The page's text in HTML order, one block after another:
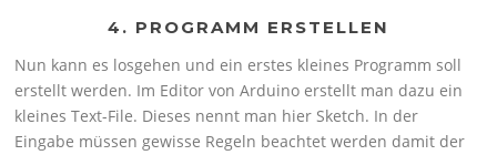
4. PROGRAMM ERSTELLEN
Nun kann es losgehen und ein erstes kleines Programm soll
erstellt werden. Im Editor von Arduino erstellt man dazu ein
kleines Text-File. Dieses nennt man hier Sketch. In der
Eingabe müssen gewisse Regeln beachtet werden damit der